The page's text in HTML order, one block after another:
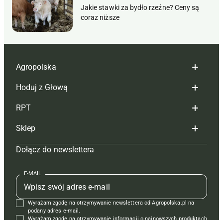
Jakie stawki za bydło rzeźne? Ceny są
coraz niższe
Agropolska
Redakcja
Reklama
Tagi
Mapa serwisu
Kontakt
Regulamin
Polityka prywatności
Hoduj z Głową
Hoduj z głową bydło
Hoduj z głową świnie
Prenumerata
Redakcja
Kontakt
Reklama
RPT
Redakcja
Prenumerata
Reklama
Kontakt
Krzyżówki
Sklep
Czasopisma i prenumerata
Książki
Regulamin
Dołącz do newslettera
E-MAIL
Wyrażam zgodę na otrzymywanie newslettera od Agropolska.pl na
podany adres e-mail.